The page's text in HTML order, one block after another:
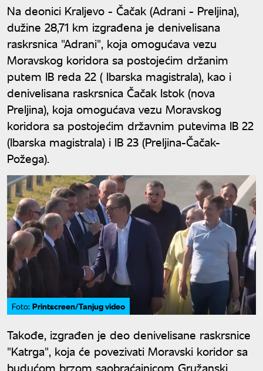
Na deonici Kraljevo - Čačak (Adrani - Preljina),
dužine 28,71 km izgrađena je denivelisana
raskrsnica "Adrani", koja omogućava vezu
Moravskog koridora sa postojećim držanim
putem IB reda 22 ( Ibarska magistrala), kao i
denivelisana raskrsnica Čačak Istok (nova
Preljina), koja omogućava vezu Moravskog
koridora sa postojećim državnim putevima IB 22
(Ibarska magistrala) i IB 23 (Preljina-Čačak-
Požega).
Foto: Printscreen/Tanjug video
Takođe, izgrađen je deo denivelisane raskrsnice
"Katrga", koja će povezivati Moravski koridor sa
budućom brzom saobraćajnicom Gružanski